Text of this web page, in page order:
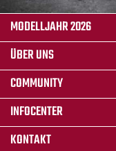
MODELLJAHR 2026
ÜBER UNS
COMMUNITY
INFOCENTER
KONTAKT